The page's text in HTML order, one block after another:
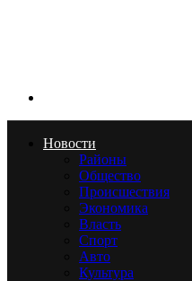
Новости
Районы
Общество
Происшествия
Экономика
Власть
Спорт
Авто
Культура